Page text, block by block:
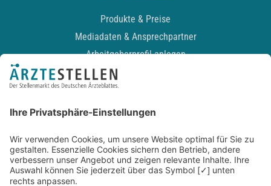
Produkte & Preise
Mediadaten & Ansprechpartner
Arbeitgeberprofil anlegen
Recruiting-Podcast
Kontakt
Datenschutz
Newsletter